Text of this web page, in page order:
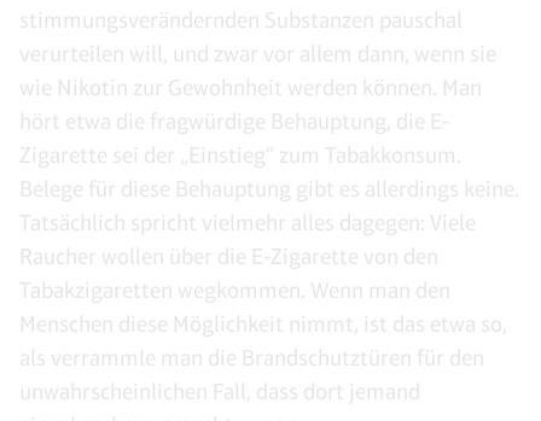
stimmungsverändernden Substanzen pauschal
verurteilen will, und zwar vor allem dann, wenn sie
wie Nikotin zur Gewohnheit werden können. Man
hört etwa die fragwürdige Behauptung, die E-
Zigarette sei der „Einstieg“ zum Tabakkonsum.
Belege für diese Behauptung gibt es allerdings keine.
Tatsächlich spricht vielmehr alles dagegen: Viele
Raucher wollen über die E-Zigarette von den
Tabakzigaretten wegkommen. Wenn man den
Menschen diese Möglichkeit nimmt, ist das etwa so,
als verrammle man die Brandschutztüren für den
unwahrscheinlichen Fall, dass dort jemand